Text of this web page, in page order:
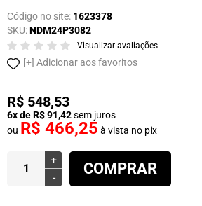
Código no site: 1623378
SKU:NDM24P3082
Visualizar avaliações
Adicionar aos favoritos
R$ 548,53
6x de R$ 91,42sem juros
ou R$ 466,25 à vista no pix
+
-
COMPRAR